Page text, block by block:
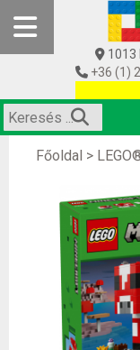
1013
+36 (1)
Főoldal >